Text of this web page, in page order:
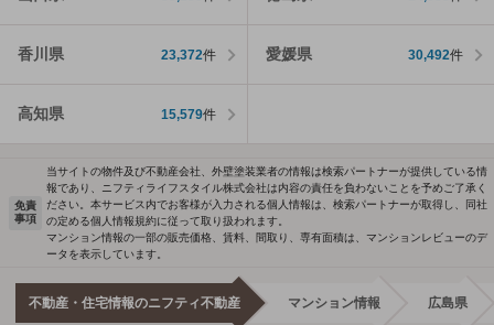
香川県 23,372件 愛媛県 30,492件
高知県 15,579件
免責
事項
当サイトの物件及び不動産会社、外壁塗装業者の情報は検索パートナーが提供している情
報であり、ニフティライフスタイル株式会社は内容の責任を負わないことを予めご了承く
ださい。本サービス内でお客様が入力される個人情報は、検索パートナーが取得し、同社
の定める個人情報規約に従って取り扱われます。
マンション情報の一部の販売価格、賃料、間取り、専有面積は、マンションレビューのデ
ータを表示しています。
不動産・住宅情報のニフティ不動産 マンション情報 広島県